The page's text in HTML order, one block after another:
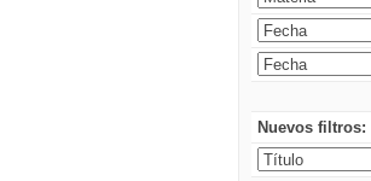
Nuevos filtros: